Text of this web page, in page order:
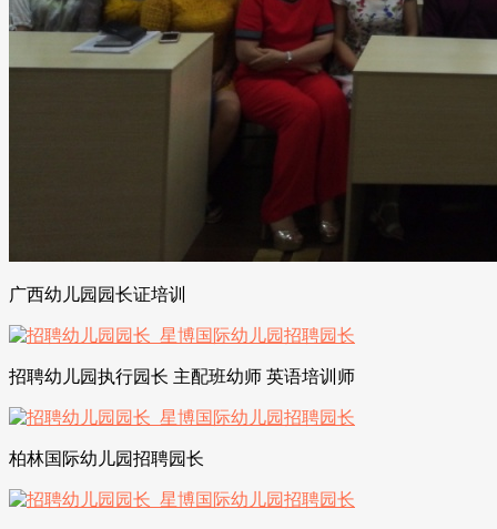
广西幼儿园园长证培训
招聘幼儿园执行园长 主配班幼师 英语培训师
柏林国际幼儿园招聘园长